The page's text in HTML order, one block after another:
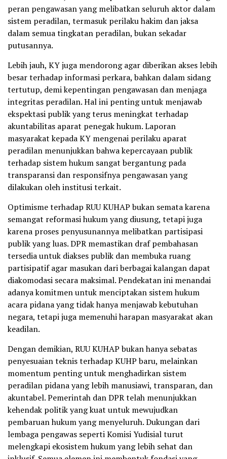
peran pengawasan yang melibatkan seluruh aktor dalam
sistem peradilan, termasuk perilaku hakim dan jaksa
dalam semua tingkatan peradilan, bukan sekadar
putusannya.
Lebih jauh, KY juga mendorong agar diberikan akses lebih
besar terhadap informasi perkara, bahkan dalam sidang
tertutup, demi kepentingan pengawasan dan menjaga
integritas peradilan. Hal ini penting untuk menjawab
ekspektasi publik yang terus meningkat terhadap
akuntabilitas aparat penegak hukum. Laporan
masyarakat kepada KY mengenai perilaku aparat
peradilan menunjukkan bahwa kepercayaan publik
terhadap sistem hukum sangat bergantung pada
transparansi dan responsifnya pengawasan yang
dilakukan oleh institusi terkait.
Optimisme terhadap RUU KUHAP bukan semata karena
semangat reformasi hukum yang diusung, tetapi juga
karena proses penyusunannya melibatkan partisipasi
publik yang luas. DPR memastikan draf pembahasan
tersedia untuk diakses publik dan membuka ruang
partisipatif agar masukan dari berbagai kalangan dapat
diakomodasi secara maksimal. Pendekatan ini menandai
adanya komitmen untuk menciptakan sistem hukum
acara pidana yang tidak hanya menjawab kebutuhan
negara, tetapi juga memenuhi harapan masyarakat akan
keadilan.
Dengan demikian, RUU KUHAP bukan hanya sebatas
penyesuaian teknis terhadap KUHP baru, melainkan
momentum penting untuk menghadirkan sistem
peradilan pidana yang lebih manusiawi, transparan, dan
akuntabel. Pemerintah dan DPR telah menunjukkan
kehendak politik yang kuat untuk mewujudkan
pembaruan hukum yang menyeluruh. Dukungan dari
lembaga pengawas seperti Komisi Yudisial turut
melengkapi ekosistem hukum yang lebih sehat dan